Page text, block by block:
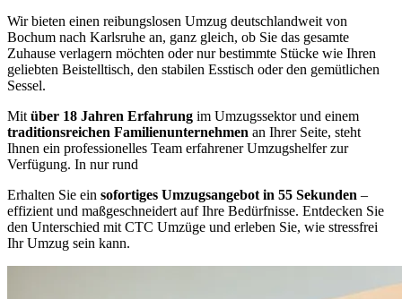
Wir bieten einen reibungslosen Umzug deutschlandweit von
Bochum nach Karlsruhe an, ganz gleich, ob Sie das gesamte
Zuhause verlagern möchten oder nur bestimmte Stücke wie Ihren
geliebten Beistelltisch, den stabilen Esstisch oder den gemütlichen
Sessel.
Mit über 18 Jahren Erfahrung im Umzugssektor und einem
traditionsreichen Familienunternehmen an Ihrer Seite, steht
Ihnen ein professionelles Team erfahrener Umzugshelfer zur
Verfügung. In nur rund
Erhalten Sie ein sofortiges Umzugsangebot in 55 Sekunden –
effizient und maßgeschneidert auf Ihre Bedürfnisse. Entdecken Sie
den Unterschied mit CTC Umzüge und erleben Sie, wie stressfrei
Ihr Umzug sein kann.